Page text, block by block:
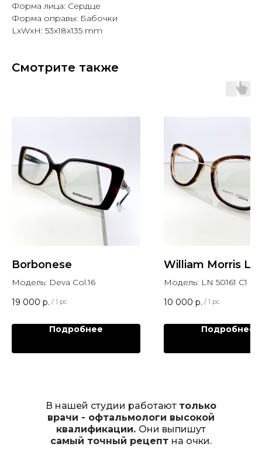
Форма лица: Сердце
Форма оправы: Бабочки
LxWxH: 53x18x135 mm
Смотрите также
Borbonese
Модель: Deva Col.16
19 000 р. / 1 pc
Подробнее
William Morris
Модель: LN 50161 C1
10 000 р. / 1 pc
Подробнее
В нашей студии работают только
врачи - офтальмологи высокой
квалификации. Они выпишут
самый точный рецепт на очки.